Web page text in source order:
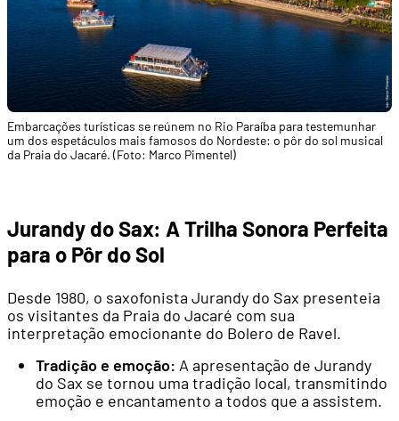
Embarcações turísticas se reúnem no Rio Paraíba para testemunhar
um dos espetáculos mais famosos do Nordeste: o pôr do sol musical
da Praia do Jacaré. (Foto: Marco Pimentel)
Jurandy do Sax: A Trilha Sonora Perfeita
para o Pôr do Sol
Desde 1980, o saxofonista Jurandy do Sax presenteia
os visitantes da Praia do Jacaré com sua
interpretação emocionante do Bolero de Ravel.
Tradição e emoção: A apresentação de Jurandy
do Sax se tornou uma tradição local, transmitindo
emoção e encantamento a todos que a assistem.